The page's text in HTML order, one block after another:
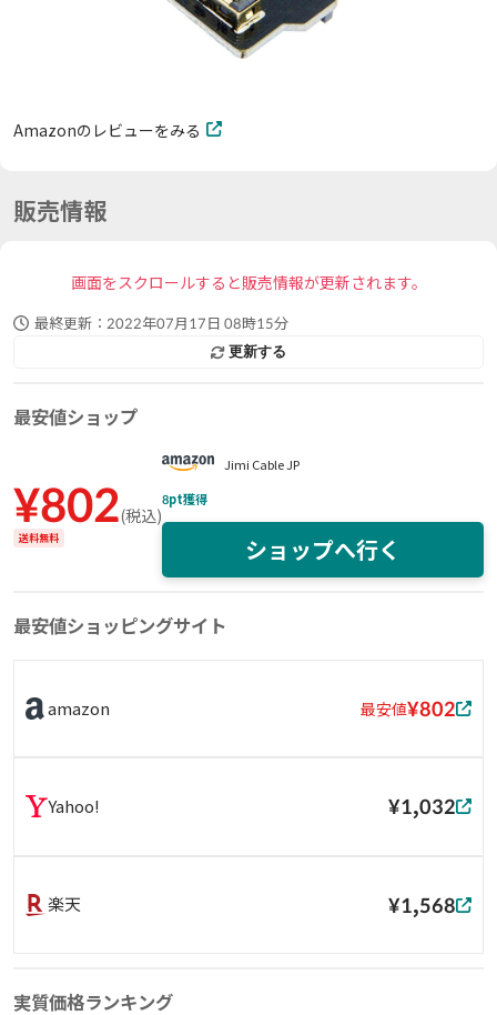
Amazonのレビューをみる
販売情報
画面をスクロールすると販売情報が更新されます。
最終更新： 2022年07月17日 08時15分
更新する
最安値ショップ
¥802(税込)
送料無料
Jimi Cable JP
8pt獲得
ショップへ行く
最安値ショッピングサイト
amazon 最安値¥802
Yahoo! ¥1,032
楽天 ¥1,568
実質価格ランキング